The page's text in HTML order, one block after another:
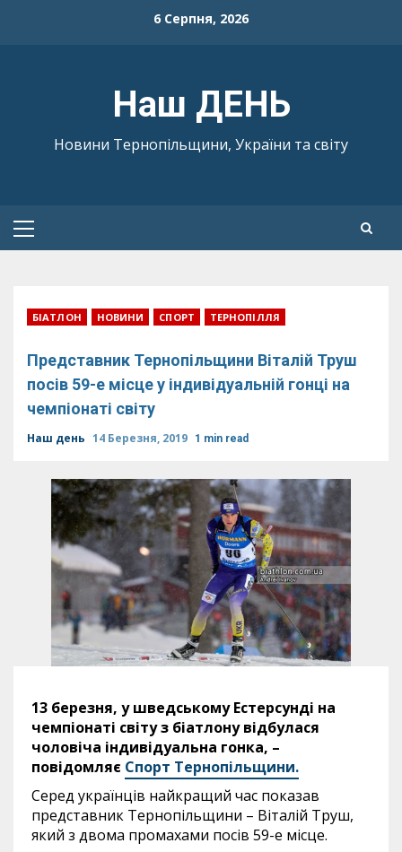
6 Серпня, 2026
Наш ДЕНЬ
Новини Тернопільщини, України та світу
Primary
БІАТЛОН НОВИНИ СПОРТ ТЕРНОПІЛЛЯ
Представник Тернопільщини Віталій Труш
посів 59-е місце у індивідуальній гонці на
чемпіонаті світу
Наш день 14 Березня, 2019 1 min read
13 березня, у шведському Естерсунді на
чемпіонаті світу з біатлону відбулася
чоловіча індивідуальна гонка, –
повідомляє Спорт Тернопільщини.
Серед українців найкращий час показав
представник Тернопільщини – Віталій Труш,
який з двома промахами посів 59-е місце.